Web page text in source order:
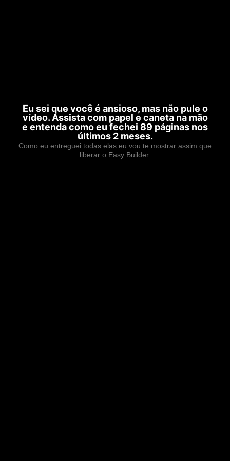
Eu sei que você é ansioso, mas não pule o
vídeo. Assista com papel e caneta na mão
e entenda como eu fechei 89 páginas nos
últimos 2 meses.
Como eu entreguei todas elas eu vou te mostrar assim que
liberar o Easy Builder.